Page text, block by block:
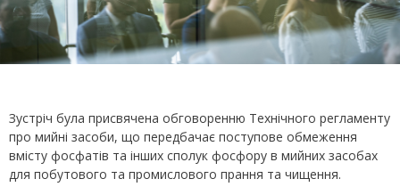
Зустріч була присвячена обговоренню Технічного регламенту
про мийні засоби, що передбачає поступове обмеження
вмісту фосфатів та інших сполук фосфору в мийних засобах
для побутового та промислового прання та чищення.